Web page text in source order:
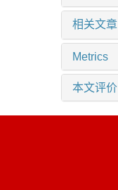
相关文章
Metrics
本文评价